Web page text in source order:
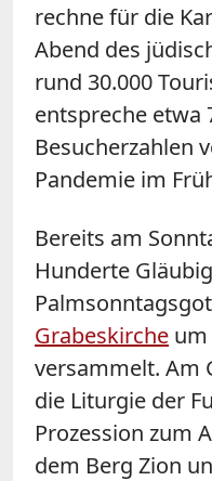
rechne für die
Abend des
rund 30.000
entspreche etwa
Besucherzahlen
Pandemie im
Bereits am
Hunderte
Grabeskirche um
versammelt. Am
die Liturgie der
Prozession zum
dem Berg Zion